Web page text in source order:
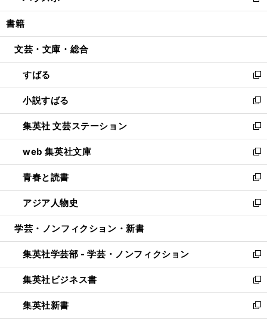
開
ウ
開
ン
ウ
開
く
ウ
ン
ウ
で
開
く
し
ウ
ン
ド
ウ
で
開
く
書籍
文芸・文庫・総合
すばる
新
し
い
ウ
ィ
ン
ド
ウ
で
開
く
小説すばる
新
し
い
ウ
ィ
ン
ド
ウ
で
開
集英社 文芸ステーション
新
し
い
ウ
ィ
ン
ド
ウ
開
く
web 集英社文庫
新
し
い
ウ
ィ
ン
ウ
で
開
く
青春と読書
新
し
い
ウ
ン
ド
ウ
で
開
く
アジア人物史
新
し
ウ
ィ
ン
ド
ウ
で
開
学芸・ノンフィクション・新書
集英社学芸部 - 学芸・ノンフィクション
新
し
い
ウ
ィ
ン
集英社ビジネス書
新
し
い
ウ
集英社新書
新
し